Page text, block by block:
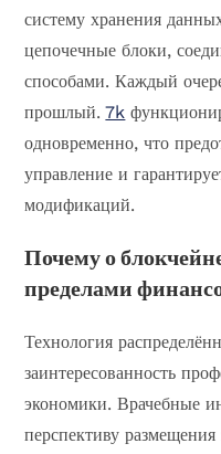
систему хранения
цепочечные блоки,
способами. Каждый
прошлый.7k
одновременно, что
управление и
модификаций.
Почему о
пределами
Технология
заинтересованность
экономики. Врачебные
перспективу